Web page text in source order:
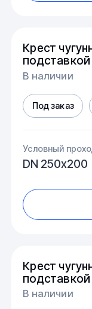
Крест
подставкой
В наличии
Под заказ
Условный
DN 250х200
Крест
подставкой
В наличии